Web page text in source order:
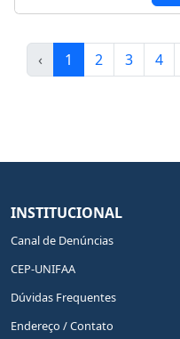
‹ 1 2 3 4
INSTITUCIONAL
Canal de Denúncias
CEP-UNIFAA
Dúvidas Frequentes
Endereço / Contato